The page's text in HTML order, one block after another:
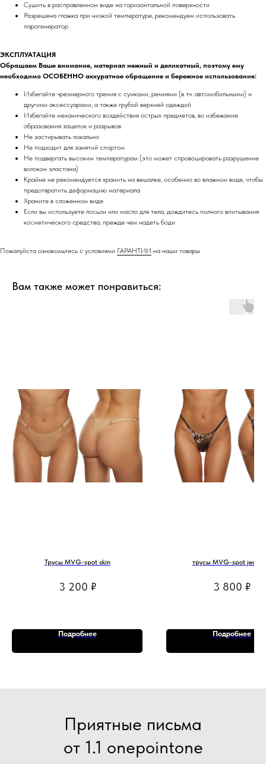
Сушить в расправленном виде на горизонтальной поверхности
Разрешена глажка при низкой температуре, рекомендуем использовать
парогенератор
ЭКСПЛУАТАЦИЯ
Обращаем Ваше внимание, материал нежный и деликатный, поэтому ему
необходимо ОСОБЕННО аккуратное обращение и бережное использование:
Избегайте чрезмерного трения с сумками, ремнями (в т.ч. автомобильными) и
другими аксессуарами, а также грубой верхней одеждой
Избегайте механического воздействия острых предметов, во избежание
образования зацепок и разрывов
Не застирывать локально
Не подходит для занятий спортом
Не подвергать высоким температурам (это может спровоцировать разрушение
волокон эластана)
Крайне не рекомендуется хранить на вешалке, особенно во влажном виде, чтобы
предотвратить деформацию материала
Храните в сложенном виде
Если вы используете лосьон или масло для тела, дождитесь полного впитывания
косметического средства, прежде чем надеть боди
Пожалуйста ознакомьтесь с условиями ГАРАНТИИ на наши товары
Вам также может понравиться:
Трусы MVG-spot skin
3 200 ₽
Подробнее
трусы MVG-spot
3 800 ₽
Подробнее
Приятные письма
от 1.1 onepointone